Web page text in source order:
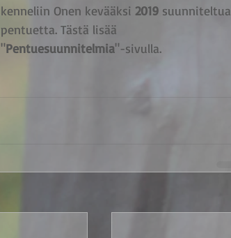
kenneliin Onen kevääksi 2019 suunniteltua
pentuetta. Tästä lisää
"Pentuesuunnitelmia"-sivulla.